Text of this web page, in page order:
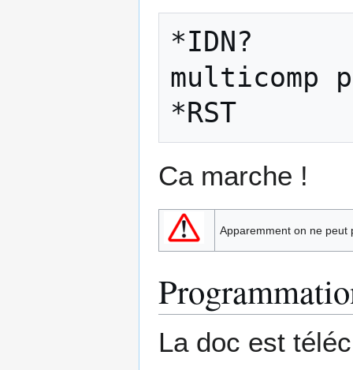
*IDN?
multicomp
Ca marche !
Apparemment on ne peut
La doc est